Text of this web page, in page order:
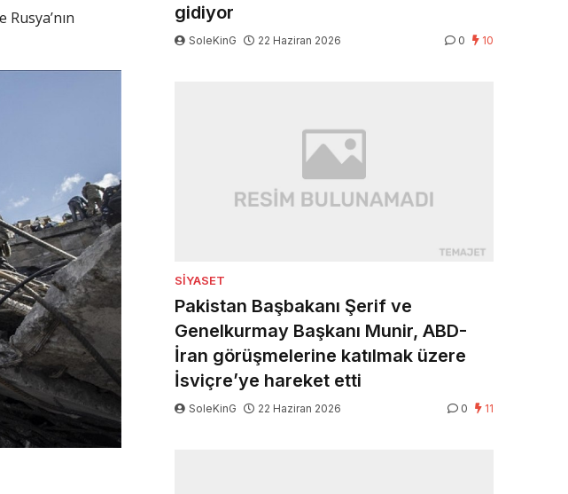
gidiyor
SoleKinG 22 Haziran 2026 0 10
SIYASET
Pakistan Başbakanı Şerif ve
Genelkurmay Başkanı Munir, ABD-
İran görüşmelerine katılmak üzere
İsviçre’ye hareket etti
SoleKinG 22 Haziran 2026 0 11